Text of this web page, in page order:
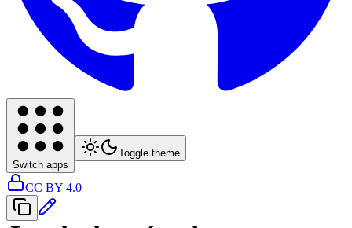
Switch apps
Toggle theme
CC BY 4.0